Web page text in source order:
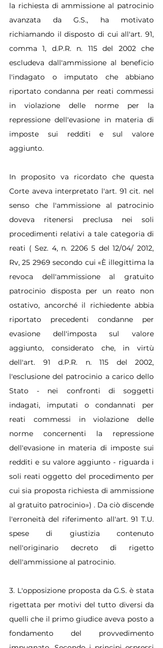
la richiesta di ammissione al patrocinio
avanzata da G.S., ha motivato
richiamando il disposto di cui all'art. 91,
comma 1, d.P.R. n. 115 del 2002 che
escludeva dall'ammissione al beneficio
l'indagato o imputato che abbiano
riportato condanna per reati commessi
in violazione delle norme per la
repressione dell'evasione in materia di
imposte sui redditi e sul valore
aggiunto.
In proposito va ricordato che questa
Corte aveva interpretato l'art. 91 cit. nel
senso che l'ammissione al patrocinio
doveva ritenersi preclusa nei soli
procedimenti relativi a tale categoria di
reati ( Sez. 4, n. 2206 5 del 12/04/ 2012,
Rv, 25 2969 secondo cui «È illegittima la
revoca dell'ammissione al gratuito
patrocinio disposta per un reato non
ostativo, ancorché il richiedente abbia
riportato precedenti condanne per
evasione dell'imposta sul valore
aggiunto, considerato che, in virtù
dell'art. 91 d.P.R. n. 115 del 2002,
l'esclusione del patrocinio a carico dello
Stato - nei confronti di soggetti
indagati, imputati o condannati per
reati commessi in violazione delle
norme concernenti la repressione
dell'evasione in materia di imposte sui
redditi e su valore aggiunto - riguarda i
soli reati oggetto del procedimento per
cui sia proposta richiesta di ammissione
al gratuito patrocinio») . Da ciò discende
l'erroneità del riferimento all'art. 91 T.U.
spese di giustizia contenuto
nell'originario decreto di rigetto
dell'ammissione al patrocinio.
3. L'opposizione proposta da G.S. è stata
rigettata per motivi del tutto diversi da
quelli che il primo giudice aveva posto a
fondamento del provvedimento